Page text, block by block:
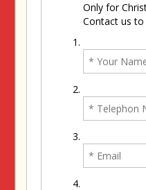
Only for
Contact us